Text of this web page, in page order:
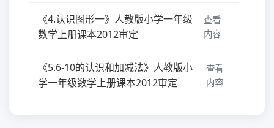
《4.认识图形一》人教版小学一年级
数学上册课本2012审定
查看
内容
《5.6-10的认识和加减法》人教版小
学一年级数学上册课本2012审定
查看
内容